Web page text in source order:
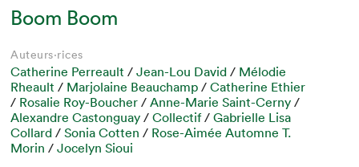
Boom Boom
Auteurs·rices
Catherine Perreault /Jean-Lou David / Mélodie
Rheault / Marjolaine Beauchamp /Catherine Ethier
/ Rosalie Roy-Boucher /Anne-Marie Saint-Cerny /
Alexandre Castonguay /Collectif/Gabrielle Lisa
Collard /Sonia Cotten / Rose-Aimée Automne T.
Morin /Jocelyn Sioui